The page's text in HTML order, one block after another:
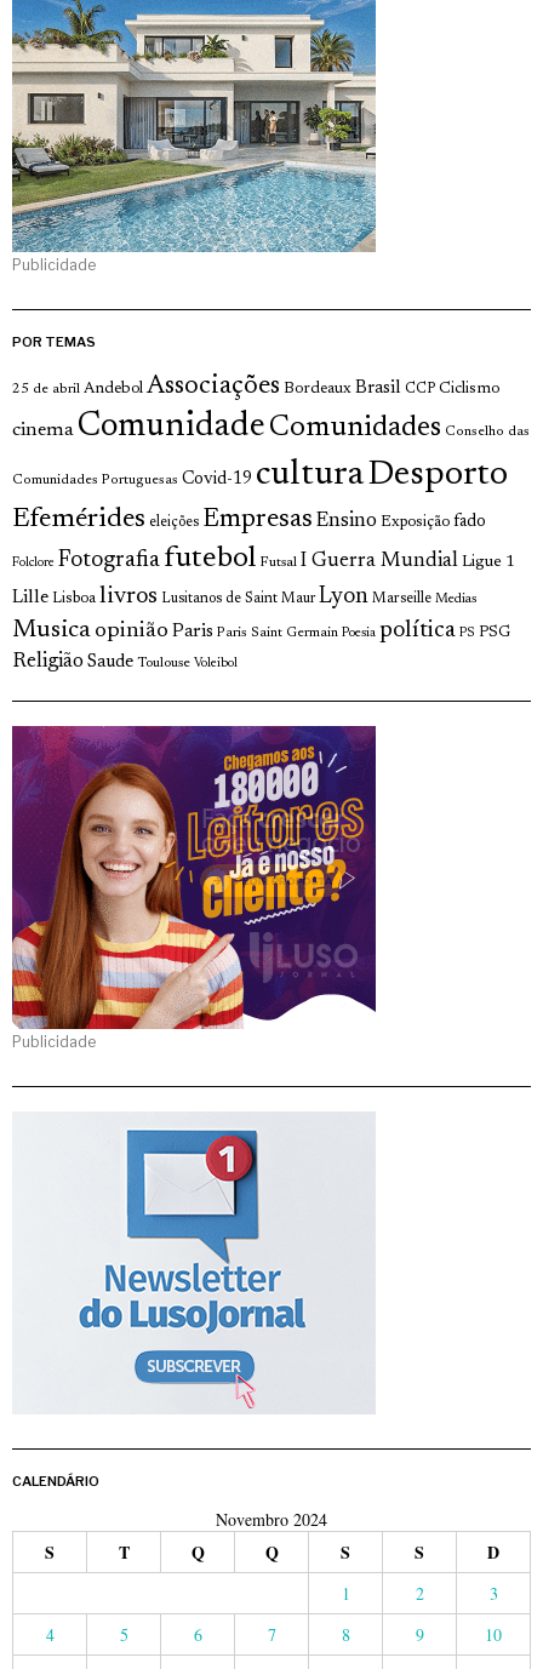
Publicidade
POR TEMAS
25 de abril Andebol Associações Bordeaux Brasil CCP Ciclismo
cinema Comunidade Comunidades Conselho das
Comunidades Portuguesas Covid-19 culturaDesporto
Efemérides eleições Empresas Ensino Exposição fado
Folclore Fotografia futebol Futsal I Guerra Mundial Ligue 1
Lille Lisboa livros Lusitanos de Saint Maur Lyon Marseille Medias
Musica opinião Paris Paris Saint Germain Poesia política PS PSG
Religião Saude Toulouse Voleibol
Publicidade
CALENDÁRIO
Novembro 2024
S T Q Q S S D
1 2
3
4
5 6 7 8 9
10